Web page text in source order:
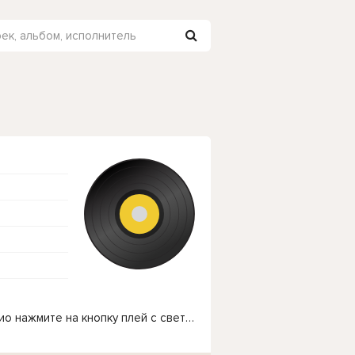
Чтобы прослушать онлайн песню Mary Gu - радио нажмите на кнопку плей с светом зелений